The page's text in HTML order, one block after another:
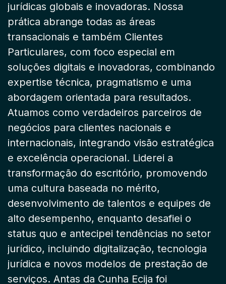
jurídicas globais e inovadoras. Nossa
prática abrange todas as áreas
transacionais e também Clientes
Particulares, com foco especial em
soluções digitais e inovadoras, combinando
expertise técnica, pragmatismo e uma
abordagem orientada para resultados.
Atuamos como verdadeiros parceiros de
negócios para clientes nacionais e
internacionais, integrando visão estratégica
e excelência operacional. Liderei a
transformação do escritório, promovendo
uma cultura baseada no mérito,
desenvolvimento de talentos e equipes de
alto desempenho, enquanto desafiei o
status quo e antecipei tendências no setor
jurídico, incluindo digitalização, tecnologia
jurídica e novos modelos de prestação de
serviços. Antas da Cunha Ecija foi